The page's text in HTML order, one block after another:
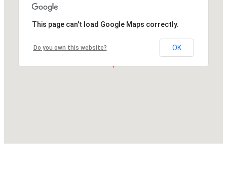
This page can't load Google Maps correctly.
Do you own this website? OK